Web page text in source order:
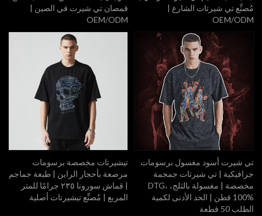
مُصنِّع تي شيرتات الشارع |
OEM/ODM
قمصان تي شيرت في الصين |
OEM/ODM
تي شيرت أسود مغسول برسومات
جرافيكية | تي شيرتات جمجمة
مخصصة | مغسولة بالثلج، DTG،
100% قطن | الحد الأدنى لكمية
الطلب 50 قطعة
تيشيرتات مخصصة برسومات
مرصعة بأحجار الراين | طبعة جماجم
| قماش سورونا ٢٣٥ جرامًا للمتر
المربع | مُصنِّع تيشيرتات أصلية